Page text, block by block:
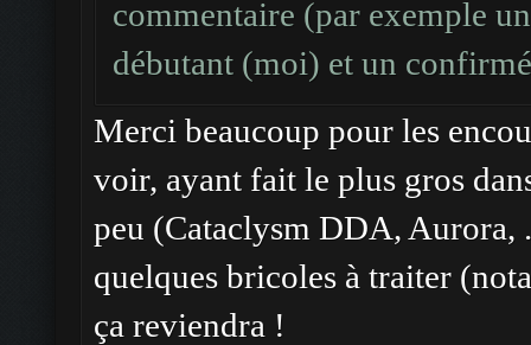
commentaire (par exemple
débutant (moi) et un
Merci beaucoup pour les
voir, ayant fait le plus gros
peu (Cataclysm DDA, Aurora,
quelques bricoles à traiter
ça reviendra !